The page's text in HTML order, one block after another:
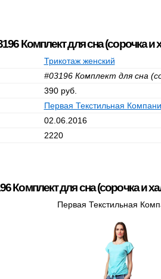
Комплект для сна (сорочка и
Трикотаж женский
#03196 Комплект для сна
390 руб.
Первая Текстильная
02.06.2016
2220
Комплект для сна (сорочка и
Первая Текстильная